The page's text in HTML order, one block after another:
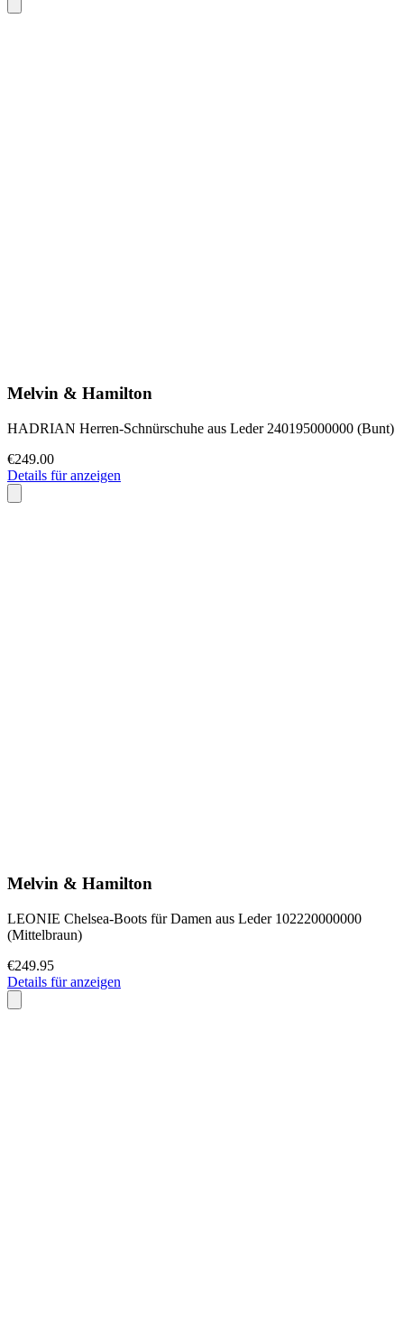
Melvin & Hamilton
HADRIAN Herren-Schnürschuhe aus Leder 240195000000 (Bunt)
€249.00
Details für anzeigen
Melvin & Hamilton
LEONIE Chelsea-Boots für Damen aus Leder 102220000000
(Mittelbraun)
€249.95
Details für anzeigen